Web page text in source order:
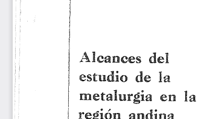
Alcances del
estudio de la
metalurgia en la
región andina